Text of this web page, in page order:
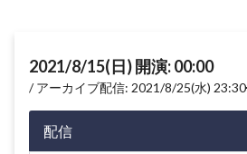
2021/8/15(日) 開演: 00:00
アーカイブ配信: 2021/8/25(水) 23:30
配信